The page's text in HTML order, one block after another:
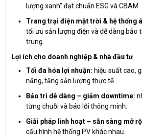
lượng xanh” đạt chuẩn ESG và CBAM.
Trang trại điện mặt trời & hệ thống
tối ưu sản lượng điện và dễ dàng bảo
trung.
Lợi ích cho doanh nghiệp & nhà đầu tư
Tối đa hóa lợi nhuận: hiệu suất cao,
năng, tăng sản lượng thực tế.
Bảo trì dễ dàng – giảm downtime:
từng chuỗi và báo lỗi thông minh.
Giải pháp linh hoạt – sẵn sàng mở
cấu hình hệ thống PV khác nhau.